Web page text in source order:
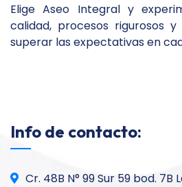
Elige Aseo Integral y
calidad, procesos rigurosos
superar las expectativas en
Info de contacto:
Cr. 48B N° 99 Sur 59 bod. 7B